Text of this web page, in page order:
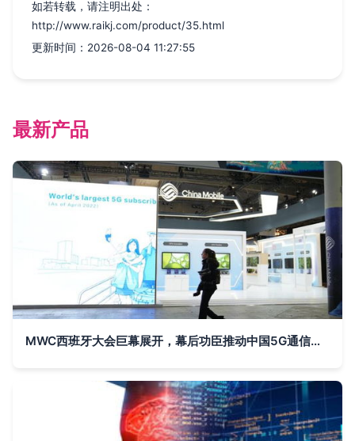
如若转载，请注明出处：
http://www.raikj.com/product/35.html
更新时间：2026-08-04 11:27:55
最新产品
MWC西班牙大会巨幕展开，幕后功臣推动中国5G通信技术崛起